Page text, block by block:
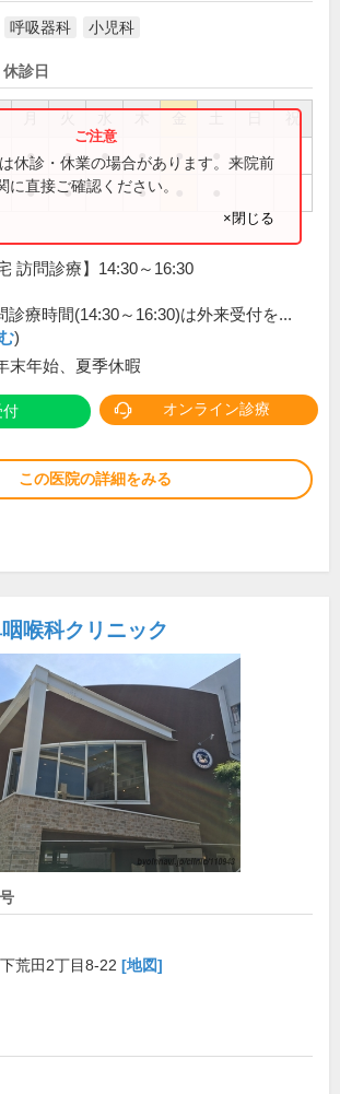
呼吸器科 小児科
診日
祝
● ● ● ● ●
● ● ●
休診・休業の場合があります。来院前
に直接ご確認ください。
×閉じる
訪問診療】14:30～16:30
診療時間(14:30～16:30)は外来受付を...
)
末年始、夏季休暇
付 オンライン診療
この医院の詳細をみる
喉科クリニック
荒田2丁目8-22 [地図]